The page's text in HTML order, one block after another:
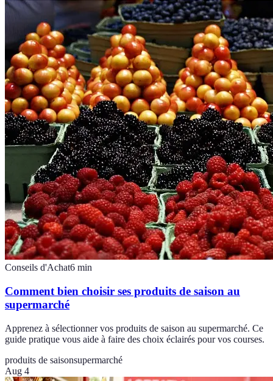
Conseils d'Achat6 min
Comment bien choisir ses produits de saison au
supermarché
Apprenez à sélectionner vos produits de saison au supermarché. Ce
guide pratique vous aide à faire des choix éclairés pour vos courses.
produits de saisonsupermarché
Aug 4